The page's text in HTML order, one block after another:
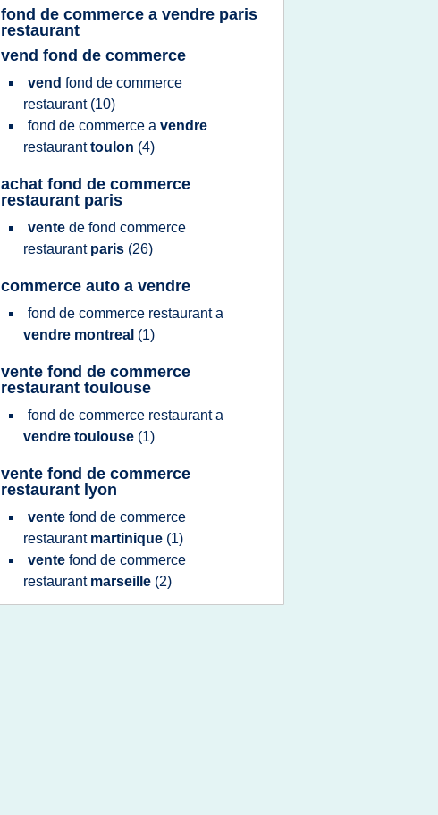
fond de commerce a vendre paris
restaurant
vend fond de commerce
vend fond de commerce
restaurant (10)
fond de commerce a vendre
restauranttoulon (4)
achat fond de commerce
restaurant paris
vente de fond commerce
restaurant paris (26)
commerce auto a vendre
fond de commerce restauranta
vendre montreal (1)
vente fond de commerce
restaurant toulouse
fond de commerce restauranta
vendre toulouse (1)
vente fond de commerce
restaurant lyon
vente fond de commerce
restaurant martinique (1)
vente fond de commerce
restaurant marseille (2)